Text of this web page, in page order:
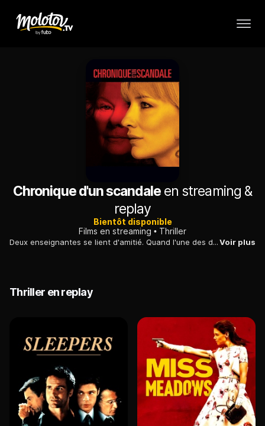
Chronique d'un scandaleen streaming &
replay
Bientôt disponible
Films en streaming
Thriller
Deux enseignantes se lient d'amitié. Quand l'une des deux femmes apprend que son amie a une liaison avec un élève, elle exerce un terrible pouvoir sur elle.Voir plus
Thriller en replay